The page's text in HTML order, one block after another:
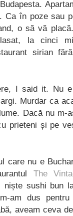
Ca în poze sau
o să vă
la cinci
sirian
I said it. Nu
Murdar ca
Dacă nu m-
prieteni și pe
care nu e
The
niște sushi bun
am dus
aveam ceva